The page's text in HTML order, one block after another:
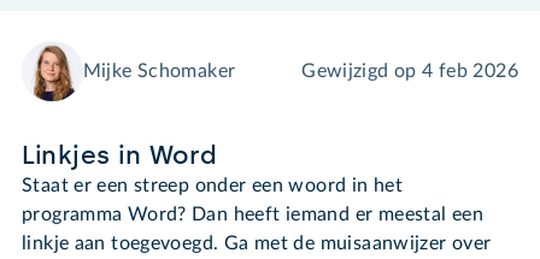
Mijke Schomaker Gewijzigd op4 feb 2026
Linkjes in Word
Staat er een streep onder een woord in het
programma Word? Dan heeft iemand er meestal een
linkje aan toegevoegd. Ga met de muisaanwijzer over